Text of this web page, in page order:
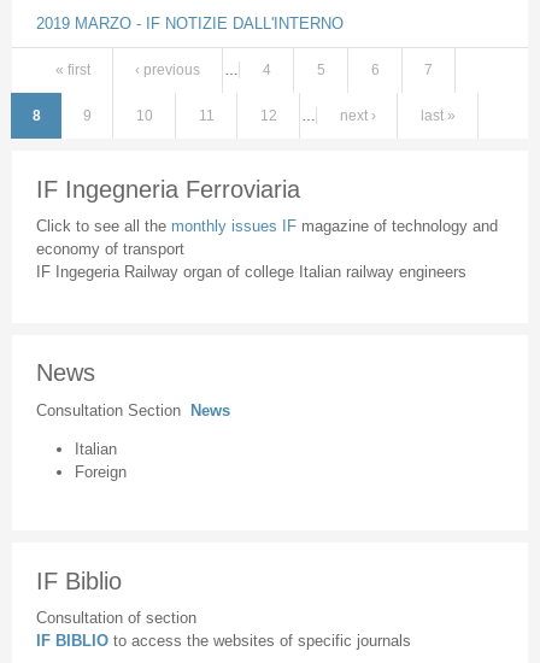
2019 MARZO - IF NOTIZIE DALL'INTERNO
Pages
« first ‹ previous … 4 5 6 7
8 9 10 11 12 … next › last »
IF Ingegneria Ferroviaria
Click to see all the monthly issues IF magazine of technology and
economy of transport
IF Ingegeria Railway organ of college Italian railway engineers
News
Consultation Section News
Italian
Foreign
IF Biblio
Consultation of section
IF BIBLIO to access the websites of specific journals